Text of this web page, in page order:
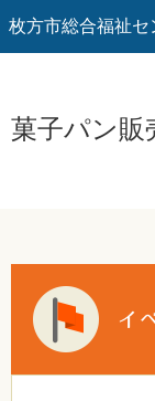
枚方市総合福祉セ
菓子パン販